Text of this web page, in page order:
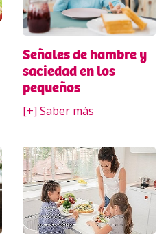
Señales de hambre y
saciedad en los
pequeños
[+] Saber más